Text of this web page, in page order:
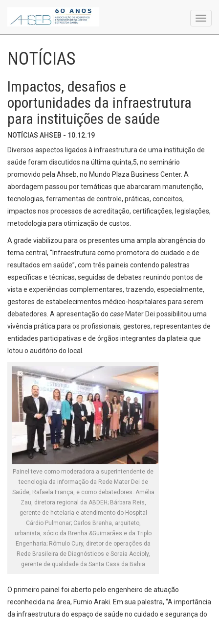
NOTÍCIAS
Impactos, desafios e
oportunidades da infraestrutura
para instituições de saúde
NOTÍCIAS AHSEB - 10.12.19
Diversos aspectos ligados à infraestrutura de uma instituição de
saúde foram discutidos na última quinta,5, no seminário
promovido pela Ahseb, no Mundo Plaza Business Center. A
abordagem passou por temáticas que abarcaram manutenção,
tecnologias, ferramentas de controle, práticas, conceitos,
impactos nos processos de acreditação, certificações, legislações,
metodologia para otimização de custos.
A grade viabilizou para os presentes uma ampla abrangência do
tema central, “Infraestrutura como promotora do cuidado e de
resultados em saúde”, com três paineis contendo palestras
específicas e técnicas, seguidas de debates reunindo pontos de
vista e experiências complementares, trazendo, especialmente,
gestores de estabelecimentos médico-hospitalares para serem
debatedores. A apresentação do case Mater Dei possibilitou uma
vivência prática para os profissionais, gestores, representantes de
entidades participativas e de órgãos integrantes da plateia que
lotou o auditório do local.
Painel teve como moderadora a superintendente de
tecnologia da informação da Rede Mater Dei de
Saúde, Rafaela França, e como debatedores: Amélia
Zau, diretora regional da ABDEH; Bárbara Reis,
gerente de hotelaria e atendimento do Hospital
Cárdio Pulmonar; Carlos Brenha, arquiteto,
urbanista, sócio da Brenha &Guimarães e da Triplo
Engenharia; Rômulo Cury, diretor de operações da
Rede Brasileira de Diagnósticos e Soraia Accioly,
gerente de qualidade da Santa Casa da Bahia
O primeiro painel foi aberto pelo engenheiro de atuação
reconhecida na área, Fumio Araki. Em sua palestra, “A importância
da infraestrutura do espaço de saúde no cuidado e segurança do